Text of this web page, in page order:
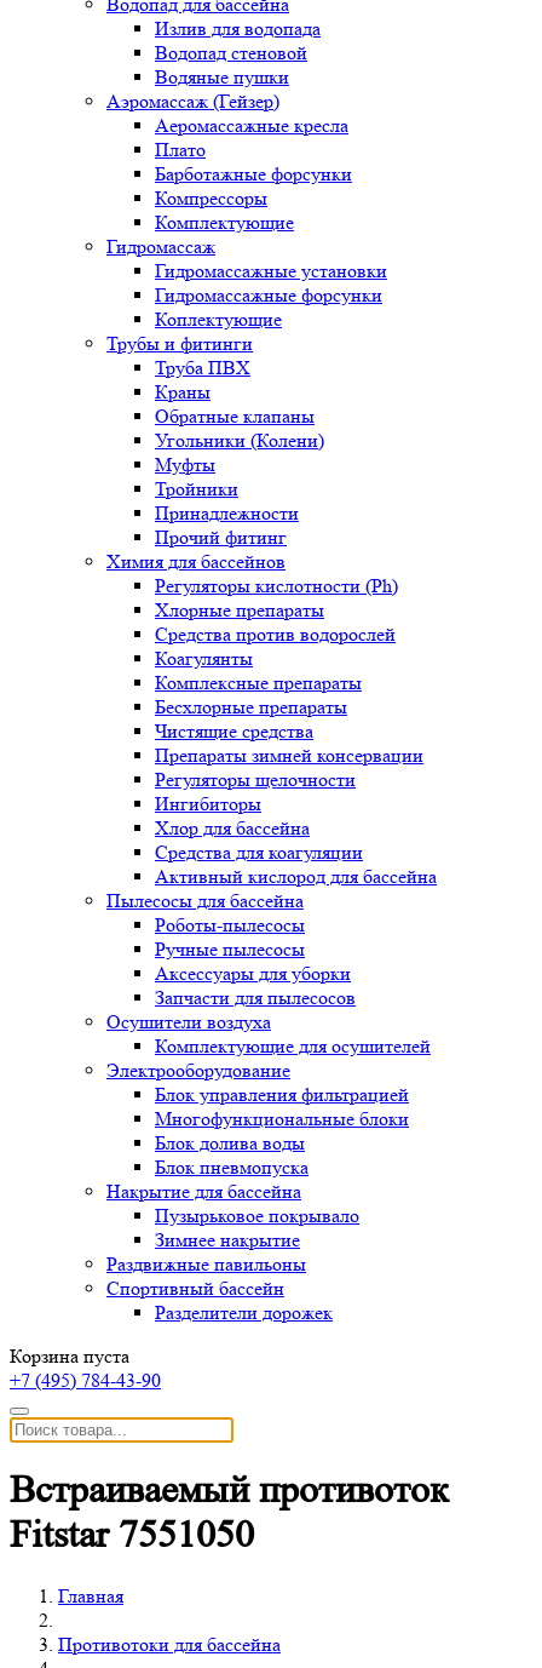
Излив для водопада
Водопад стеновой
Водяные пушки
Аэромассаж (Гейзер)
Аеромассажные кресла
Плато
Барботажные форсунки
Компрессоры
Комплектующие
Гидромассаж
Гидромассажные установки
Гидромассажные форсунки
Коплектующие
Трубы и фитинги
Труба ПВХ
Краны
Обратные клапаны
Угольники (Колени)
Муфты
Тройники
Принадлежности
Прочий фитинг
Химия для бассейнов
Регуляторы кислотности (Ph)
Хлорные препараты
Средства против водорослей
Коагулянты
Комплексные препараты
Бесхлорные препараты
Чистящие средства
Препараты зимней консервации
Регуляторы щелочности
Ингибиторы
Хлор для бассейна
Средства для коагуляции
Активный кислород для бассейна
Пылесосы для бассейна
Роботы-пылесосы
Ручные пылесосы
Аксессуары для уборки
Запчасти для пылесосов
Осушители воздуха
Комплектующие для осушителей
Электрооборудование
Блок управления фильтрацией
Многофункциональные блоки
Блок долива воды
Блок пневмопуска
Накрытие для бассейна
Пузырьковое покрывало
Зимнее накрытие
Раздвижные павильоны
Спортивный бассейн
Разделители дорожек
Корзина пуста
+7 (495) 784-43-90
Встраиваемый противоток
Fitstar 7551050
Главная
Противотоки для бассейна